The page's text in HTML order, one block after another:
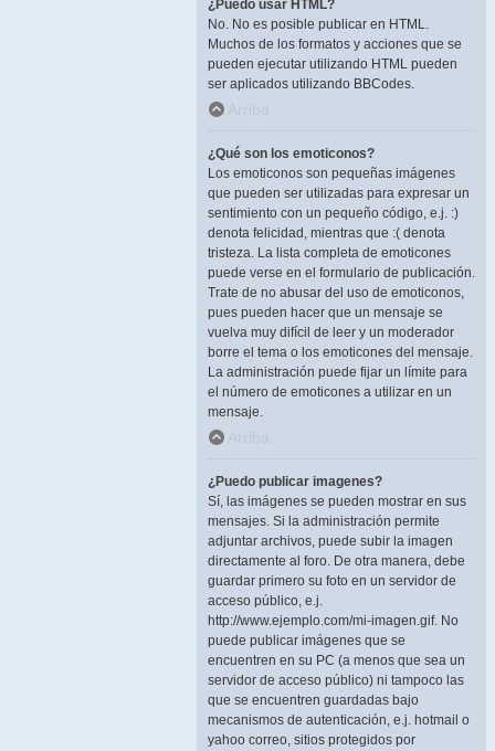
¿Puedo usar HTML?
No. No es posible publicar en HTML.
Muchos de los formatos y acciones que se
pueden ejecutar utilizando HTML pueden
ser aplicados utilizando BBCodes.
Arriba
¿Qué son los emoticonos?
Los emoticonos son pequeñas imágenes
que pueden ser utilizadas para expresar un
sentimiento con un pequeño código, e.j. :)
denota felicidad, mientras que :( denota
tristeza. La lista completa de emoticones
puede verse en el formulario de publicación.
Trate de no abusar del uso de emoticonos,
pues pueden hacer que un mensaje se
vuelva muy difícil de leer y un moderador
borre el tema o los emoticones del mensaje.
La administración puede fijar un límite para
el número de emoticones a utilizar en un
mensaje.
Arriba
¿Puedo publicar imagenes?
Sí, las imágenes se pueden mostrar en sus
mensajes. Si la administración permite
adjuntar archivos, puede subir la imagen
directamente al foro. De otra manera, debe
guardar primero su foto en un servidor de
acceso público, e.j.
http://www.ejemplo.com/mi-imagen.gif. No
puede publicar imágenes que se
encuentren en su PC (a menos que sea un
servidor de acceso público) ni tampoco las
que se encuentren guardadas bajo
mecanismos de autenticación, e.j. hotmail o
yahoo correo, sitios protegidos por